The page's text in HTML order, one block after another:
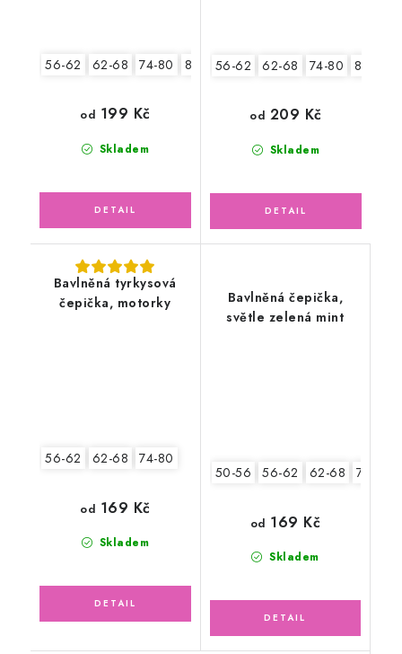
56-62 62-68 74-80 80-86
Skladem
od 199 Kč
56-62 62-68 74-80 80-86
Skladem
od 209 Kč
Bavlněná tyrkysová
čepička, motorky
56-62 62-68 74-80
Skladem
od 169 Kč
Bavlněná čepička,
světle zelená mint
50-56 56-62 62-68 74-80
Skladem
od 169 Kč